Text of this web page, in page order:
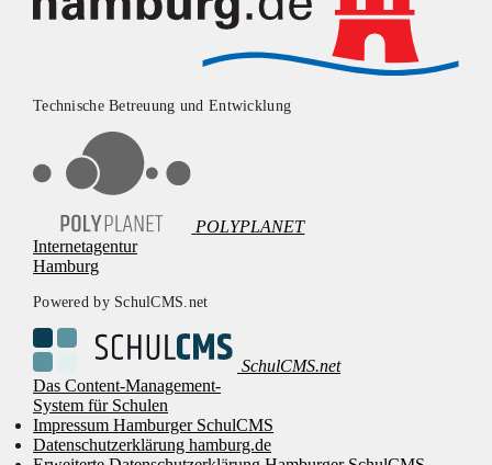
Technische Betreuung und Entwicklung
POLYPLANET
Internetagentur
Hamburg
Powered by SchulCMS.net
SchulCMS.net
Das Content-Management-
System für Schulen
Impressum Hamburger SchulCMS
Datenschutzerklärung hamburg.de